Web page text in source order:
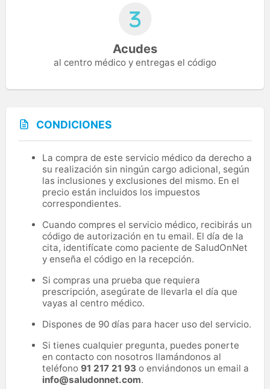
Acudes
al centro médico y entregas el código
CONDICIONES
La compra de este servicio médico da derecho a
su realización sin ningún cargo adicional, según
las inclusiones y exclusiones del mismo. En el
precio están incluidos los impuestos
correspondientes.
Cuando compres el servicio médico, recibirás un
código de autorización en tu email. El día de la
cita, identifícate como paciente de SaludOnNet
y enseña el código en la recepción.
Si compras una prueba que requiera
prescripción, asegúrate de llevarla el día que
vayas al centro médico.
Dispones de 90 días para hacer uso del servicio.
Si tienes cualquier pregunta, puedes ponerte
en contacto con nosotros llamándonos al
teléfono 91 217 21 93 o enviándonos un email a
info@saludonnet.com.